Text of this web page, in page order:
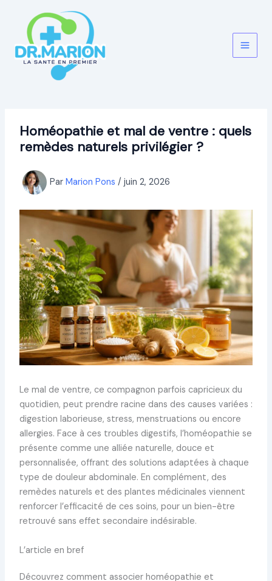
contenu
Homéopathie et mal de ventre : quels
remèdes naturels privilégier ?
Par Marion Pons / juin 2, 2026
Le mal de ventre, ce compagnon parfois capricieux du
quotidien, peut prendre racine dans des causes variées :
digestion laborieuse, stress, menstruations ou encore
allergies. Face à ces troubles digestifs, l’homéopathie se
présente comme une alliée naturelle, douce et
personnalisée, offrant des solutions adaptées à chaque
type de douleur abdominale. En complément, des
remèdes naturels et des plantes médicinales viennent
renforcer l’efficacité de ces soins, pour un bien-être
retrouvé sans effet secondaire indésirable.
L’article en bref
Découvrez comment associer homéopathie et